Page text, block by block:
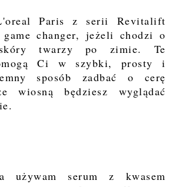
Paris z serii Revitalift
changer, jeżeli chodzi o
skóry twarzy po zimie. Te
Ci w szybki, prosty i
sposób zadbać o cerę
wiosną będziesz wyglądać
używam serum z kwasem